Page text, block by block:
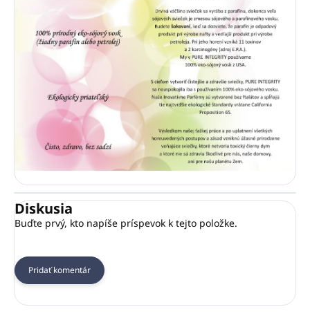
Diskusia
Buďte prvý, kto napíše príspevok k tejto položke.
Pridať komentár